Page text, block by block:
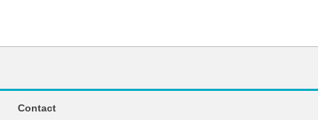
Contact